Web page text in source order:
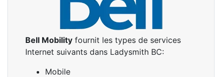
Bell Mobility fournit les types de services
Internet suivants dans Ladysmith BC:
Mobile